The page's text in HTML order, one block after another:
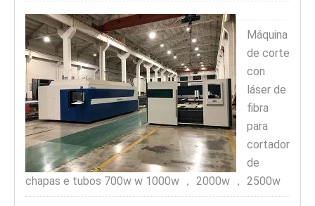
Máquina
de corte
con
láser de
fibra
para
cortador
de
chapas e tubos 700w w 1000w ， 2000w ， 2500w